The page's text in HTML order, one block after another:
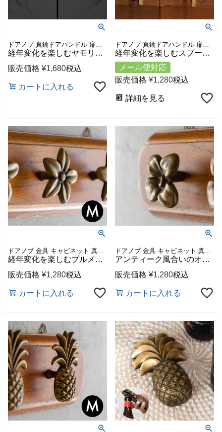
経年変化を楽しむヤモリ型真鍮ドアハンドル 約W3×D4×H13cm [c-1375]
販売価格 ¥1,680税込
カートに入れる
経年変化を楽しむスプーン&フォーク型の真鍮ドアハンドル 約W2.5×D2.5×H12.5cm [a-1375]
メール便対応
販売価格 ¥1,280税込
詳細を見る
経年変化を楽しむプルメリア柄真鍮ハンドル Mサイズ 約W5×H5cm [13760]
販売価格 ¥1,280税込
カートに入れる
アンティーク風合いのオーキッド真鍮取っ手 Mサイズ 約W5×H5cm [13759]
販売価格 ¥1,280税込
カートに入れる